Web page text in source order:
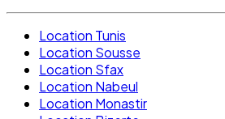
Location Tunis
Location Sousse
Location Sfax
Location Nabeul
Location Monastir